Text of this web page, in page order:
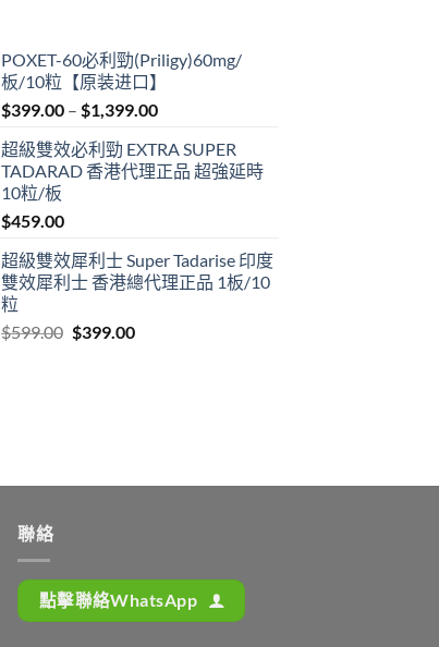
POXET-60必利勁(Priligy)60mg/
板/10粒【原装进口】
$399.00 – $1,399.00Price
$399.00
through
超級雙效必利勁 EXTRA SUPER
TADARAD 香港代理正品 超強延時
10粒/板
$459.00
超級雙效犀利士 Super Tadarise 印度
雙效犀利士 香港總代理正品 1板/10
粒
$599.00 Original
$399.00Current
聯絡
點擊聯絡WhatsApp